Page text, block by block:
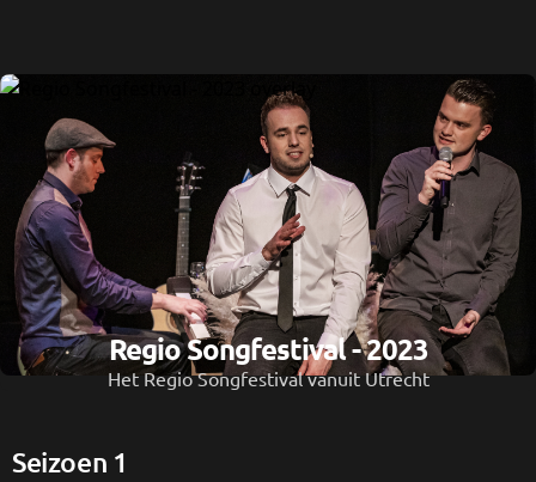
Regio Songfestival - 2023
Het Regio Songfestival vanuit Utrecht
Seizoen 1